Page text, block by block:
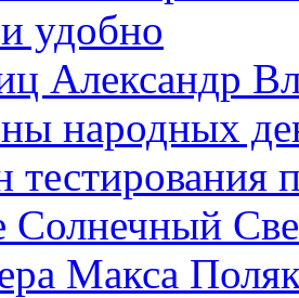
удобно
Александр
народных
тестирования
Солнечный
Макса